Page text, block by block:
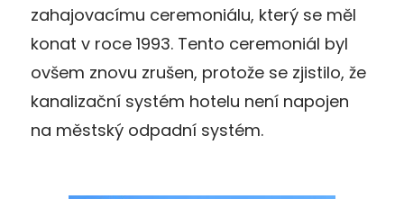
zahajovacímu ceremoniálu, který se měl
konat v roce 1993. Tento ceremoniál byl
ovšem znovu zrušen, protože se zjistilo, že
kanalizační systém hotelu není napojen
na městský odpadní systém.